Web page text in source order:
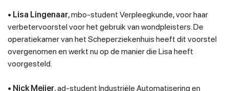
• Lisa Lingenaar, mbo-student Verpleegkunde, voor haar
verbetervoorstel voor het gebruik van wondpleisters. De
operatiekamer van het Scheperziekenhuis heeft dit voorstel
overgenomen en werkt nu op de manier die Lisa heeft
voorgesteld.
• Nick Meijer, ad-student Industriële Automatisering en